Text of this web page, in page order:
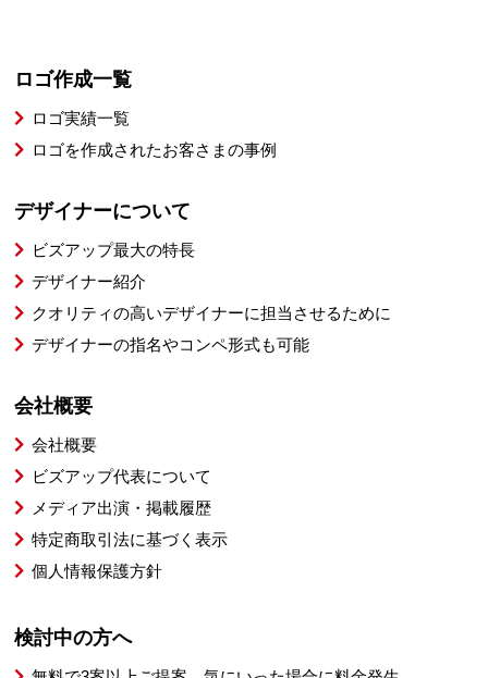
ロゴ作成一覧
ロゴ実績一覧
ロゴを作成されたお客さまの事例
デザイナーについて
ビズアップ最大の特長
デザイナー紹介
クオリティの高いデザイナーに担当させるために
デザイナーの指名やコンペ形式も可能
会社概要
会社概要
ビズアップ代表について
メディア出演・掲載履歴
特定商取引法に基づく表示
個人情報保護方針
検討中の方へ